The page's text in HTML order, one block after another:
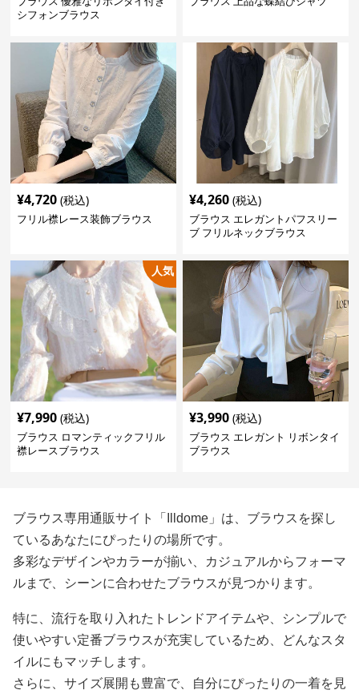
シフォンブラウス
¥4,720 (税込)
フリル襟レース装飾ブラウス
¥4,260 (税込)
ブラウス エレガントパフスリー
ブ フリルネックブラウス
人気
¥7,990 (税込)
ブラウス ロマンティックフリル
襟レースブラウス
¥3,990 (税込)
ブラウス エレガント リボンタイ
ブラウス
ブラウス専用通販サイト「Illdome」は、ブラウスを探し
ているあなたにぴったりの場所です。
多彩なデザインやカラーが揃い、カジュアルからフォーマ
ルまで、シーンに合わせたブラウスが見つかります。
特に、流行を取り入れたトレンドアイテムや、シンプルで
使いやすい定番ブラウスが充実しているため、どんなスタ
イルにもマッチします。
さらに、サイズ展開も豊富で、自分にぴったりの一着を見